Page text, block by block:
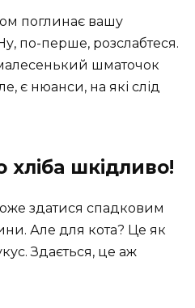
поглинає вашу
по-перше, розслабтеся.
шматочок
є нюанси, на які слід
хліба шкідливо!
здатися спадковим
Але для кота? Це як
Здається, це аж